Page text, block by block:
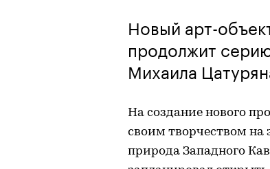
Новый арт-
продолжит
Михаила
На создание нового
своим творчеством на
природа Западного